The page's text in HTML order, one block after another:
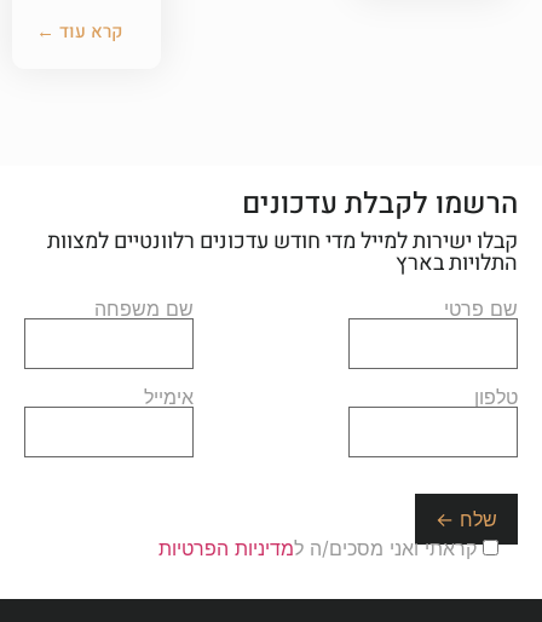
קרא עוד ←
הרשמו לקבלת עדכונים
קבלו ישירות למייל מדי חודש עדכונים רלוונטיים למצוות
התלויות בארץ
שם פרטי שם משפחה
טלפון אימייל
קראתי ואני מסכים/ה למדיניות הפרטיות